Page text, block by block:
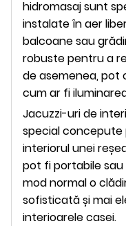
hidromasaj sunt
instalate în aer
balcoane sau
robuste pentru a
de asemenea, pot
cum ar fi
Jacuzzi-uri de
special
interiorul unei
pot fi portabile sau
mod normal o
sofisticată și mai
interioarele casei.